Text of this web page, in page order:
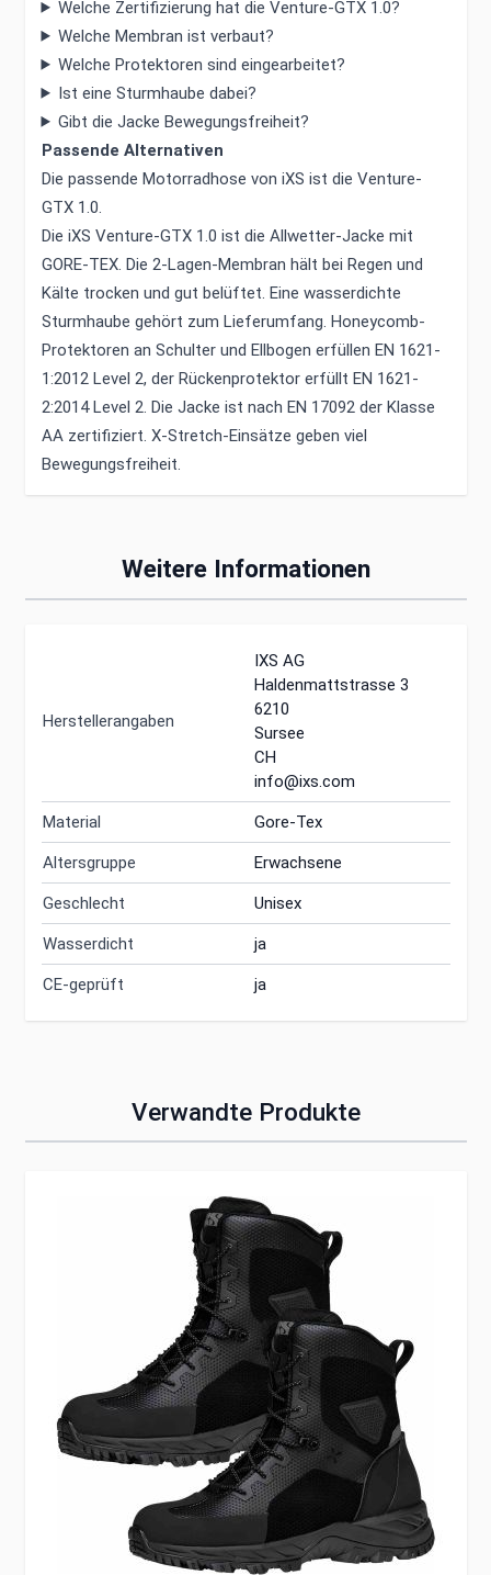
Welche Zertifizierung hat die Venture-GTX 1.0?
Welche Membran ist verbaut?
Welche Protektoren sind eingearbeitet?
Ist eine Sturmhaube dabei?
Gibt die Jacke Bewegungsfreiheit?
Passende Alternativen
Die passende Motorradhose von iXS ist die Venture-
GTX 1.0.
Die iXS Venture-GTX 1.0 ist die Allwetter-Jacke mit
GORE-TEX. Die 2-Lagen-Membran hält bei Regen und
Kälte trocken und gut belüftet. Eine wasserdichte
Sturmhaube gehört zum Lieferumfang. Honeycomb-
Protektoren an Schulter und Ellbogen erfüllen EN 1621-
1:2012 Level 2, der Rückenprotektor erfüllt EN 1621-
2:2014 Level 2. Die Jacke ist nach EN 17092 der Klasse
AA zertifiziert. X-Stretch-Einsätze geben viel
Bewegungsfreiheit.
Weitere Informationen
Herstellerangaben
IXS AG
Haldenmattstrasse 3
6210
Sursee
CH
info@ixs.com
Material Gore-Tex
Altersgruppe Erwachsene
Geschlecht Unisex
Wasserdicht ja
CE-geprüft ja
Verwandte Produkte